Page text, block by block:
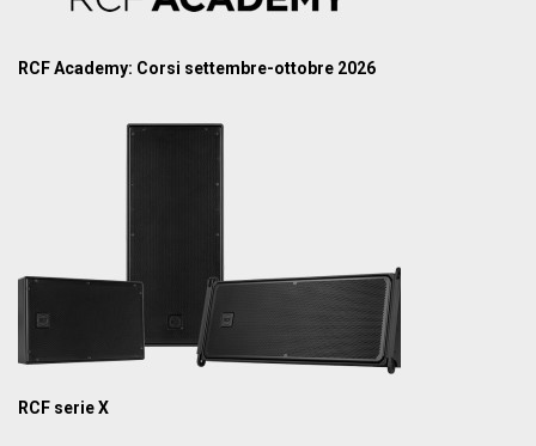
RCF Academy: Corsi settembre-ottobre 2026
RCF serie X